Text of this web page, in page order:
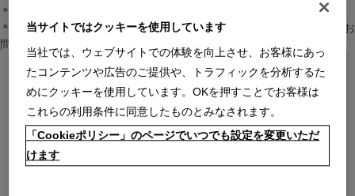
＊絞り込み機能で商品検索することができます。
＊全店舗で在庫を共有しておりますので、最新の在庫状況についてはお
問い合わせください。
当サイトではクッキーを使用しています
当社では、ウェブサイトでの体験を向上させ、お客様にあっ
たコンテンツや広告のご提供や、トラフィックを分析するた
めにクッキーを使用しています。OKを押すことでお客様は
これらの利用条件に同意したものとみなされます。
「Cookieポリシー」のページでいつでも設定を変更いただ
けます